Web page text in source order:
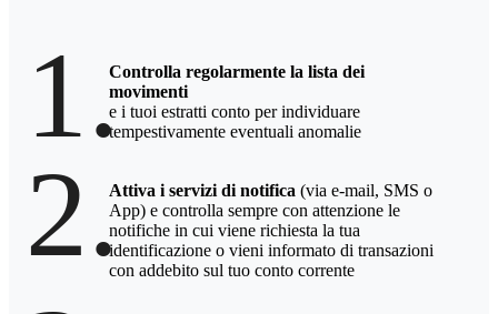
1.Controlla regolarmente la lista dei
movimenti
e i tuoi estratti conto per individuare
tempestivamente eventuali anomalie
2.Attiva i servizi di notifica (via e-mail, SMS o
App) e controlla sempre con attenzione le
notifiche in cui viene richiesta la tua
identificazione o vieni informato di transazioni
con addebito sul tuo conto corrente